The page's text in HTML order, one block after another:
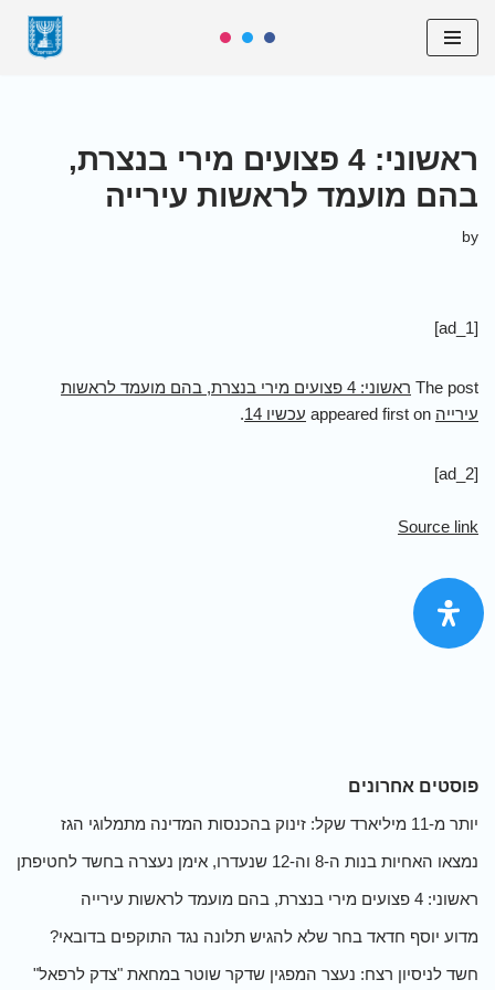
Skip
ראשוני: 4 פצועים מירי בנצרת,
בהם מועמד לראשות עירייה
by
[ad_1]
The post
ראשוני: 4 פצועים מירי בנצרת, בהם מועמד לראשות
עירייה
עכשיו 14 .
[ad_2]
Source link
פוסטים אחרונים
יותר מ-11 מיליארד שקל: זינוק בהכנסות המדינה מתמלוגי הגז
נמצאו האחיות בנות ה-8 וה-12 שנעדרו, אימן נעצרה בחשד לחטיפתן
ראשוני: 4 פצועים מירי בנצרת, בהם מועמד לראשות עירייה
מדוע יוסף חדאד בחר שלא להגיש תלונה נגד התוקפים בדובאי?
חשד לניסיון רצח: נעצר המפגין שדקר שוטר במחאת "צדק לרפאל"